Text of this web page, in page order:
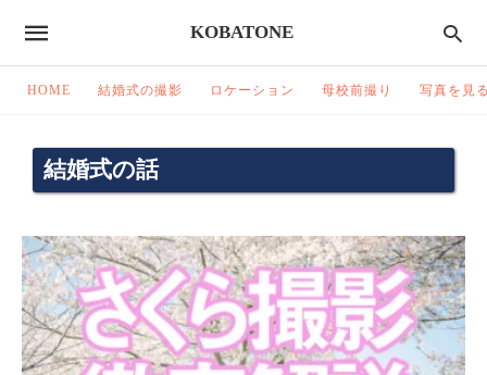
KOBATONE
HOME 結婚式の撮影 ロケーション 母校前撮り 写真を見
結婚式の話